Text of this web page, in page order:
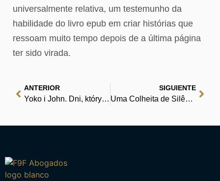
universalmente relativa, um testemunho da
habilidade do livro epub em criar histórias que
ressoam muito tempo depois de a última página
ter sido virada.
ANTERIOR
Yoko i John. Dni, których nigdy nie zapomnę | [EPUB, PDF]
SIGUIENTE
Uma Colheita de Silêncios – Explore Literatura em PDF